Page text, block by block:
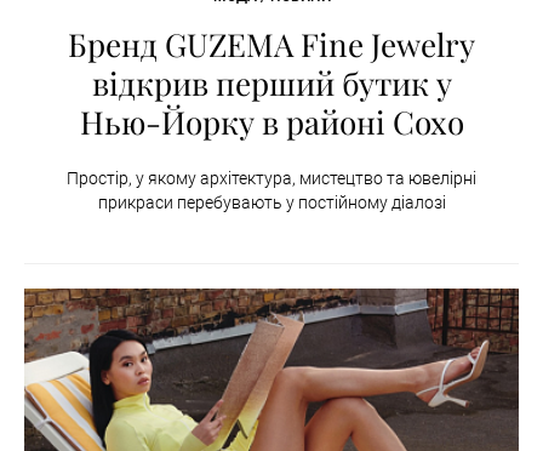
Бренд GUZEMA Fine Jewelry
відкрив перший бутик у
Нью-Йорку в районі Сохо
Простір, у якому архітектура, мистецтво та ювелірні
прикраси перебувають у постійному діалозі